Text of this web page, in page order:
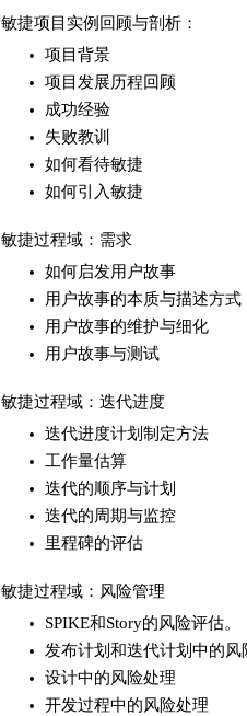
敏捷项目实例回顾与剖析：
项目背景
项目发展历程回顾
成功经验
失败教训
如何看待敏捷
如何引入敏捷
敏捷过程域：需求
如何启发用户故事
用户故事的本质与描述方式
用户故事的维护与细化
用户故事与测试
敏捷过程域：迭代进度
迭代进度计划制定方法
工作量估算
迭代的顺序与计划
迭代的周期与监控
里程碑的评估
敏捷过程域：风险管理
SPIKE和Story的风险评估。
发布计划和迭代计划中的风
设计中的风险处理
开发过程中的风险处理